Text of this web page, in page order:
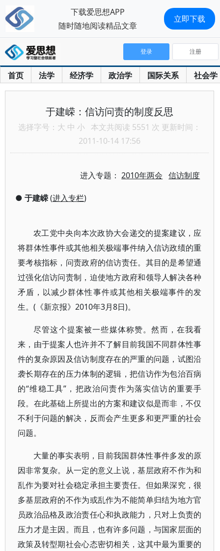
首页 法学 经济学 政治学 国际关系 社会学
登录 注册
于建嵘：信访问责的制度反思
选择字号： 大 中 小 本文共阅读 5551 次 更新时间：
2011-10-14 17:56
进入专题：2010年两会 信访制度
● 于建嵘(进入专栏)
农工党中央向本次政协大会递交的提案建议，应
将群体性事件或其他相关极端事件纳入信访政绩的重
要考核指标，问责政府的信访责任。其目的是希望通
过强化信访问责制，迫使地方政府和领导人解决各种
矛盾，以减少群体性事件或其他相关极端事件的发
生。(《新京报》2010年3月8日)。
尽管这个提案被一些媒体称赞。然而，在我看
来，由于提案人也许并不了解目前我国不同群体性事
件的复杂原因及信访制度存在的严重的问题，试图沿
袭长期存在的压力体制的逻辑，把信访作为包治百病
的“维稳工具”，把政治问责作为落实信访的重要手
段。在此基础上所提出的方案和建议似是而非，不仅
不利于问题的解决，反而会产生更多和更严重的社会
问题。
大量的事实表明，目前我国群体性事件多发的原
因非常复杂。从一定的意义上说，基层政府不作为和
乱作为要对社会稳定承担主要责任。但如果深究，很
多基层政府的不作为或乱作为不能简单归结为地方官
员政治品格及政治责任心和执政能力，只对上负责的
压力才是主因。而且，也有许多问题，与国家层面的
政策及转型期社会心态密切相关，这其中最为重要的
下载爱思想APP
随时随地阅读精品文章
立即下载